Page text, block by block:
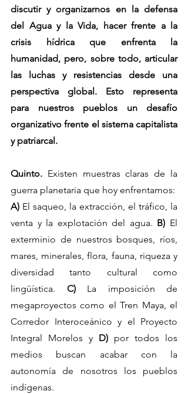
discutir y organizarnos en la defensa
del Agua y la Vida, hacer frente a la
crisis hídrica que enfrenta la
humanidad, pero, sobre todo, articular
las luchas y resistencias desde una
perspectiva global. Esto representa
para nuestros pueblos un desafío
organizativo frente el sistema capitalista
y patriarcal.
Quinto. Existen muestras claras de la
guerra planetaria que hoy enfrentamos:
A) El saqueo, la extracción, el tráfico, la
venta y la explotación del agua. B) El
exterminio de nuestros bosques, ríos,
mares, minerales, flora, fauna, riqueza y
diversidad tanto cultural como
lingüística. C) La imposición de
megaproyectos como el Tren Maya, el
Corredor Interoceánico y el Proyecto
Integral Morelos y D) por todos los
medios buscan acabar con la
autonomía de nosotros los pueblos
indígenas.